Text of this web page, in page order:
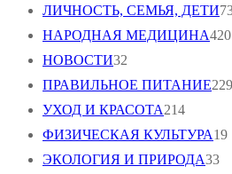
ЛИЧНОСТЬ, СЕМЬЯ, ДЕТИ
НАРОДНАЯ МЕДИЦИНА420
НОВОСТИ32
ПРАВИЛЬНОЕ ПИТАНИЕ229
УХОД И КРАСОТА214
ФИЗИЧЕСКАЯ КУЛЬТУРА19
ЭКОЛОГИЯ И ПРИРОДА33